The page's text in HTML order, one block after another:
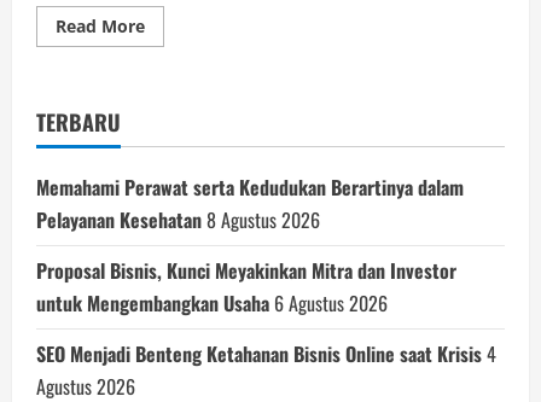
Read MoreRead
more
Max
iPhone
12
Pro
Max:
Mana
yang
Lebih
Unggul?
TERBARU
Memahami Perawat serta Kedudukan Berartinya dalam
Pelayanan Kesehatan8 Agustus 2026
Proposal Bisnis, Kunci Meyakinkan Mitra dan Investor
untuk Mengembangkan Usaha 6 Agustus 2026
SEO Menjadi Benteng Ketahanan Bisnis Online saat Krisis4
Agustus 2026